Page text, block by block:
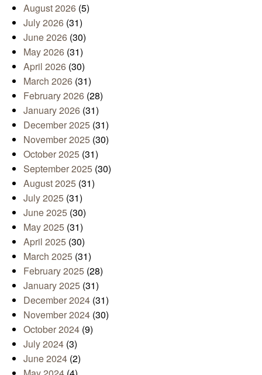
August 2026 (5)
July 2026 (31)
June 2026 (30)
May 2026 (31)
April 2026 (30)
March 2026 (31)
February 2026 (28)
January 2026 (31)
December 2025 (31)
November 2025 (30)
October 2025 (31)
September 2025 (30)
August 2025 (31)
July 2025 (31)
June 2025 (30)
May 2025 (31)
April 2025 (30)
March 2025 (31)
February 2025 (28)
January 2025 (31)
December 2024 (31)
November 2024 (30)
October 2024 (9)
July 2024 (3)
June 2024 (2)